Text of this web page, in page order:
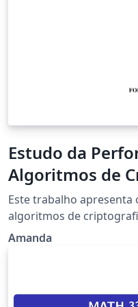
Estudo da
Algoritmos de
Dispositivos de
Este trabalho
algoritmos de
das Coisas. O presente
avaliar o impacto na
Amanda